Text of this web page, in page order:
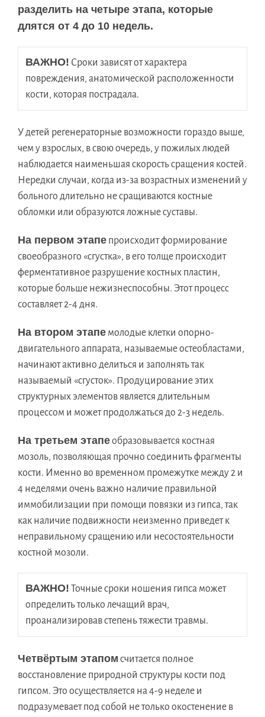
разделить на четыре этапа, которые
длятся от 4 до 10 недель.
ВАЖНО! Сроки зависят от характера
повреждения, анатомической расположенности
кости, которая пострадала.
У детей регенераторные возможности гораздо выше,
чем у взрослых, в свою очередь, у пожилых людей
наблюдается наименьшая скорость сращения костей.
Нередки случаи, когда из-за возрастных изменений у
больного длительно не сращиваются костные
обломки или образуются ложные суставы.
На первом этапе происходит формирование
своеобразного «сгустка», в его толще происходит
ферментативное разрушение костных пластин,
которые больше нежизнеспособны. Этот процесс
составляет 2-4 дня.
На втором этапе молодые клетки опорно-
двигательного аппарата, называемые остеобластами,
начинают активно делиться и заполнять так
называемый «сгусток». Продуцирование этих
структурных элементов является длительным
процессом и может продолжаться до 2-3 недель.
На третьем этапеобразовывается костная
мозоль, позволяющая прочно соединить фрагменты
кости. Именно во временном промежутке между 2 и
4 неделями очень важно наличие правильной
иммобилизации при помощи повязки из гипса, так
как наличие подвижности неизменно приведет к
неправильному сращению или несостоятельности
костной мозоли.
ВАЖНО! Точные сроки ношения гипса может
определить только лечащий врач,
проанализировав степень тяжести травмы.
Четвёртым этапом считается полное
восстановление природной структуры кости под
гипсом. Это осуществляется на 4-9 неделе и
подразумевает под собой не только окостенение в